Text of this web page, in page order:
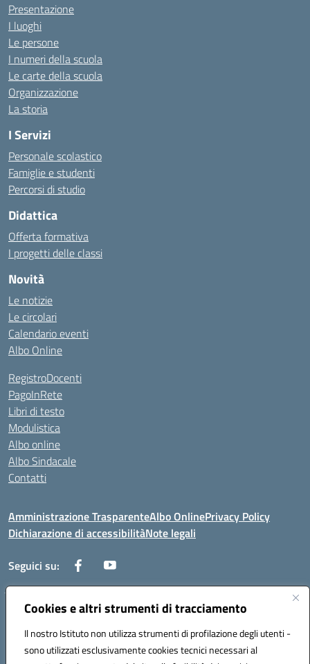
Cookies e altri strumenti di tracciamento
Il nostro Istituto non utilizza strumenti di profilazione degli utenti -
sono utilizzati esclusivamente cookies tecnici necessari al
Presentazione
I luoghi
Le persone
I numeri della scuola
Le carte della scuola
Organizzazione
La storia
I Servizi
Personale scolastico
Famiglie e studenti
Percorsi di studio
Didattica
Offerta formativa
I progetti delle classi
Novità
Le notizie
Le circolari
Calendario eventi
Albo Online
RegistroDocenti
PagoInRete
Libri di testo
Modulistica
Albo online
Albo Sindacale
Contatti
Amministrazione TrasparenteAlbo OnlinePrivacy Policy
Dichiarazione di accessibilitàNote legali
Seguici su:
Via Negroni - 87100 Cosenza
Telefono e Fax: 098433104
Mail: csic898008@istruzione.it - PEC: csic898008@pec.istruzione.it
Codice univoco ufficio: UFUEI1